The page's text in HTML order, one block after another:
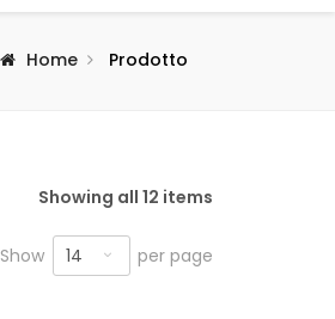
Home Prodotto
Showing all 12 items
Show 14 per page